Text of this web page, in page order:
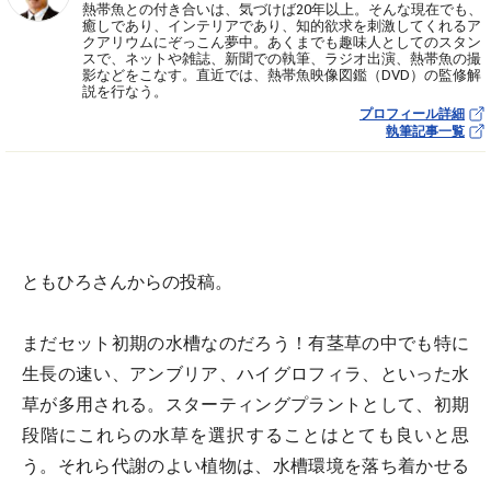
熱帯魚との付き合いは、気づけば20年以上。そんな現在でも、
癒しであり、インテリアであり、知的欲求を刺激してくれるア
クアリウムにぞっこん夢中。あくまでも趣味人としてのスタン
スで、ネットや雑誌、新聞での執筆、ラジオ出演、熱帯魚の撮
影などをこなす。直近では、熱帯魚映像図鑑（DVD）の監修解
説を行なう。
プロフィール詳細
執筆記事一覧
ともひろさんからの投稿。
まだセット初期の水槽なのだろう！有茎草の中でも特に
生長の速い、アンブリア、ハイグロフィラ、といった水
草が多用される。スターティングプラントとして、初期
段階にこれらの水草を選択することはとても良いと思
う。それら代謝のよい植物は、水槽環境を落ち着かせる